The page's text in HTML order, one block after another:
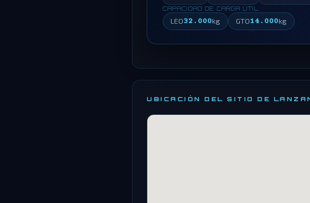
CAPACIDAD DE CARGA ÚTIL
LEO32.000kg GTO14.000kg
UBICACIÓN DEL SITIO DE